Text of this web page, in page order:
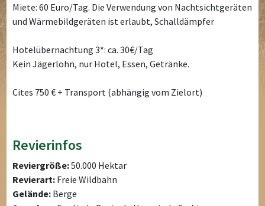
Miete: 60 Euro/Tag. Die Verwendung von Nachtsichtgeräten
und Wärmebildgeräten ist erlaubt, Schalldämpfer
Hotelübernachtung 3*: ca. 30€/Tag
Kein Jägerlohn, nur Hotel, Essen, Getränke.
Cites 750 € + Transport (abhängig vom Zielort)
Revierinfos
Reviergröße:50.000 Hektar
Revierart: Freie Wildbahn
Gelände: Berge